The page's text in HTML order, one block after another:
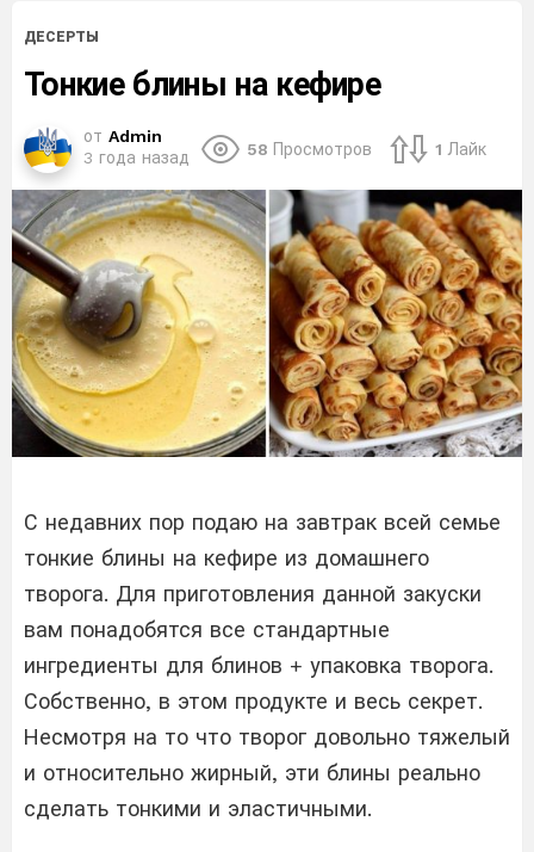
ДЕСЕРТЫ
Тонкие блины на кефире
от Admin
3 года назад
58 Просмотров 1 Лайк
С недавних пор подаю на завтрак всей семье
тонкие блины на кефире из домашнего
творога. Для приготовления данной закуски
вам понадобятся все стандартные
ингредиенты для блинов + упаковка творога.
Собственно, в этом продукте и весь секрет.
Несмотря на то что творог довольно тяжелый
и относительно жирный, эти блины реально
сделать тонкими и эластичными.